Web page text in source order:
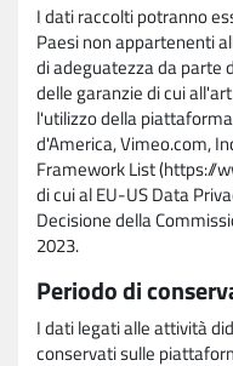
I dati raccolti potranno
Paesi non appartenenti
di adeguatezza da parte
delle garanzie di cui
l'utilizzo della
d'America, Vimeo.com,
Framework List (https://
di cui al EU-US Data
Decisione della
2023.
Periodo di
I dati legati alle attività
conservati sulle